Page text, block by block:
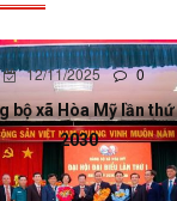
12/11/2025 0
bộ xã Hòa Mỹ lần
2030